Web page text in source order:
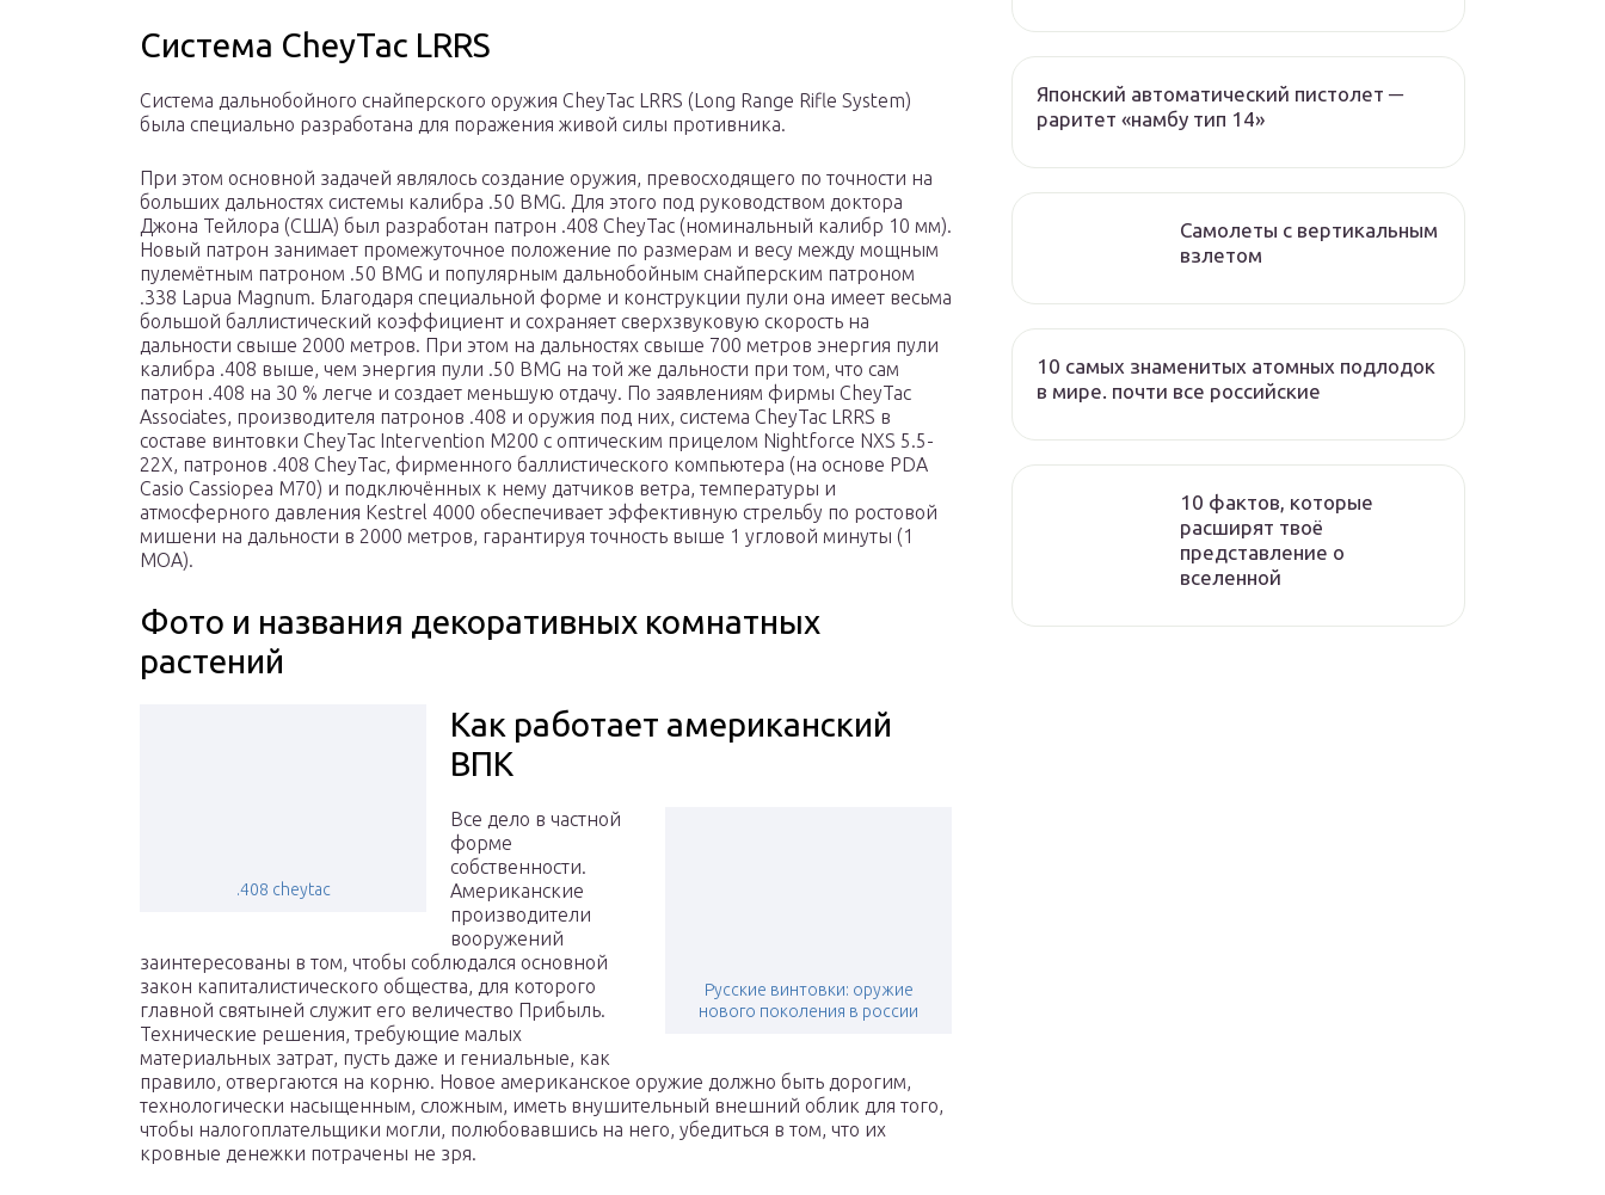
Система CheyTac LRRS
Система дальнобойного снайперского оружия CheyTac LRRS (Long Range Rifle System)
была специально разработана для поражения живой силы противника.
При этом основной задачей являлось создание оружия, превосходящего по точности на
больших дальностях системы калибра .50 BMG. Для этого под руководством доктора
Джона Тейлора (США) был разработан патрон .408 CheyTac (номинальный калибр 10 мм).
Новый патрон занимает промежуточное положение по размерам и весу между мощным
пулемётным патроном .50 BMG и популярным дальнобойным снайперским патроном
.338 Lapua Magnum. Благодаря специальной форме и конструкции пули она имеет весьма
большой баллистический коэффициент и сохраняет сверхзвуковую скорость на
дальности свыше 2000 метров. При этом на дальностях свыше 700 метров энергия пули
калибра .408 выше, чем энергия пули .50 BMG на той же дальности при том, что сам
патрон .408 на 30 % легче и создает меньшую отдачу. По заявлениям фирмы CheyTac
Associates, производителя патронов .408 и оружия под них, система CheyTac LRRS в
составе винтовки CheyTac Intervention M200 с оптическим прицелом Nightforce NXS 5.5-
22X, патронов .408 CheyTac, фирменного баллистического компьютера (на основе PDA
Casio Cassiopea M70) и подключённых к нему датчиков ветра, температуры и
атмосферного давления Kestrel 4000 обеспечивает эффективную стрельбу по ростовой
мишени на дальности в 2000 метров, гарантируя точность выше 1 угловой минуты (1
МОА).
Фото и названия декоративных комнатных
растений
.408 cheytac
Как работает американский
ВПК
Русские винтовки: оружие
нового поколения в россии
Все дело в частной
форме
собственности.
Американские
производители
вооружений
заинтересованы в том, чтобы соблюдался основной
закон капиталистического общества, для которого
главной святыней служит его величество Прибыль.
Технические решения, требующие малых
материальных затрат, пусть даже и гениальные, как
правило, отвергаются на корню. Новое американское оружие должно быть дорогим,
технологически насыщенным, сложным, иметь внушительный внешний облик для того,
чтобы налогоплательщики могли, полюбовавшись на него, убедиться в том, что их
кровные денежки потрачены не зря.
Японский автоматический пистолет ─
раритет «намбу тип 14»
Самолеты с вертикальным
взлетом
10 самых знаменитых атомных подлодок
в мире. почти все российские
10 фактов, которые
расширят твоё
представление о
вселенной